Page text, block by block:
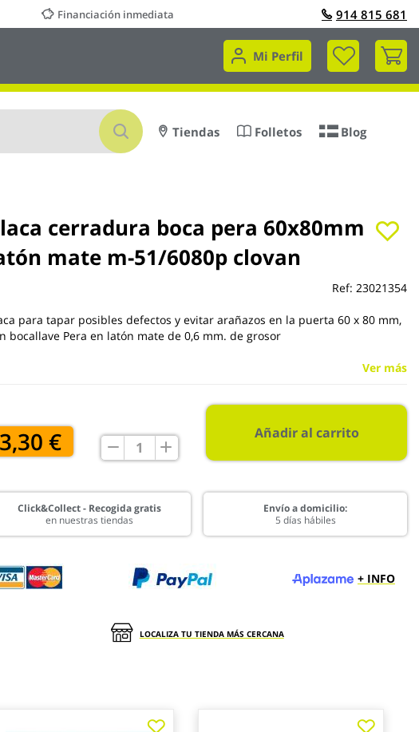
Financiación inmediata 914 815 681
Mi Perfil
Mi
Buscar
Tiendas Folletos Blog
cerradura boca pera 60x80mm
mate m-51/6080p clovan
Ref: 23021354
para tapar posibles defectos y evitar arañazos en la puerta 60 x 80 mm,
bocallave Pera en latón mate de 0,6 mm. de grosor
Ver más
3,30 € Añadir al carrito
Click&Collect - Recogida gratis
en nuestras tiendas
Envío a domicilio:
5 días hábiles
+ INFO
LOCALIZA TU TIENDA MÁS CERCANA